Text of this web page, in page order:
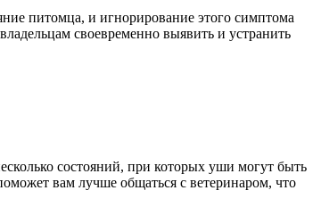
питомца, и игнорирование этого симптома
своевременно выявить и устранить
состояний, при которых уши могут быть
вам лучше общаться с ветеринаром, что